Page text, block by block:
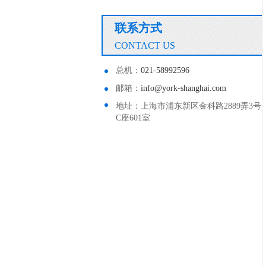
联系方式
CONTACT US
总机： 021-58992596
邮箱： info@york-shanghai.com
地址：上海市浦东新区金科路2889弄3号
C座601室